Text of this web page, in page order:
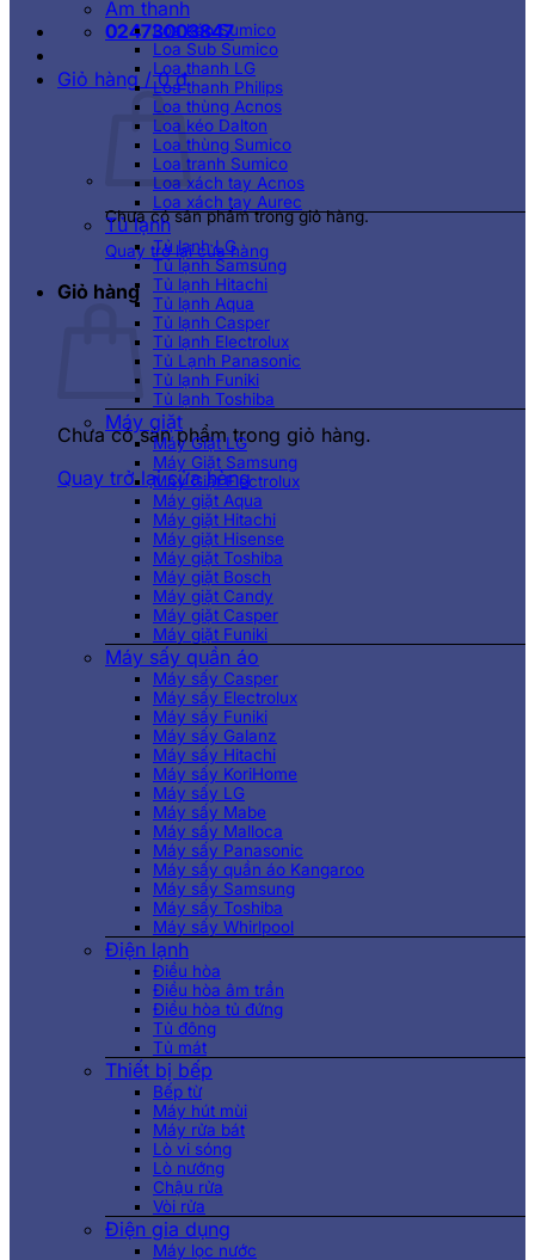
02473003847
Giỏ hàng /0₫
Chưa có sản phẩm trong giỏ hàng.
Quay trở lại cửa hàng
Giỏ hàng
Chưa có sản phẩm trong giỏ hàng.
Quay trở lại cửa hàng
Âm thanh
Loa kéo Sumico
Loa Sub Sumico
Loa thanh LG
Loa thanh Philips
Loa thùng Acnos
Loa kéo Dalton
Loa thùng Sumico
Loa tranh Sumico
Loa xách tay Acnos
Loa xách tay Aurec
Tủ lạnh
Tủ lạnh LG
Tủ lạnh Samsung
Tủ lạnh Hitachi
Tủ lạnh Aqua
Tủ lạnh Casper
Tủ lạnh Electrolux
Tủ Lạnh Panasonic
Tủ lạnh Funiki
Tủ lạnh Toshiba
Máy giặt
Máy Giặt LG
Máy Giặt Samsung
Máy Giặt Electrolux
Máy giặt Aqua
Máy giặt Hitachi
Máy giặt Hisense
Máy giặt Toshiba
Máy giặt Bosch
Máy giặt Candy
Máy giặt Casper
Máy giặt Funiki
Máy sấy quần áo
Máy sấy Casper
Máy sấy Electrolux
Máy sấy Funiki
Máy sấy Galanz
Máy sấy Hitachi
Máy sấy KoriHome
Máy sấy LG
Máy sấy Mabe
Máy sấy Malloca
Máy sấy Panasonic
Máy sấy quần áo Kangaroo
Máy sấy Samsung
Máy sấy Toshiba
Máy sấy Whirlpool
Điện lạnh
Điều hòa
Điều hòa âm trần
Điều hòa tủ đứng
Tủ đông
Tủ mát
Thiết bị bếp
Bếp từ
Máy hút mùi
Máy rửa bát
Lò vi sóng
Lò nướng
Chậu rửa
Vòi rửa
Điện gia dụng
Máy lọc nước